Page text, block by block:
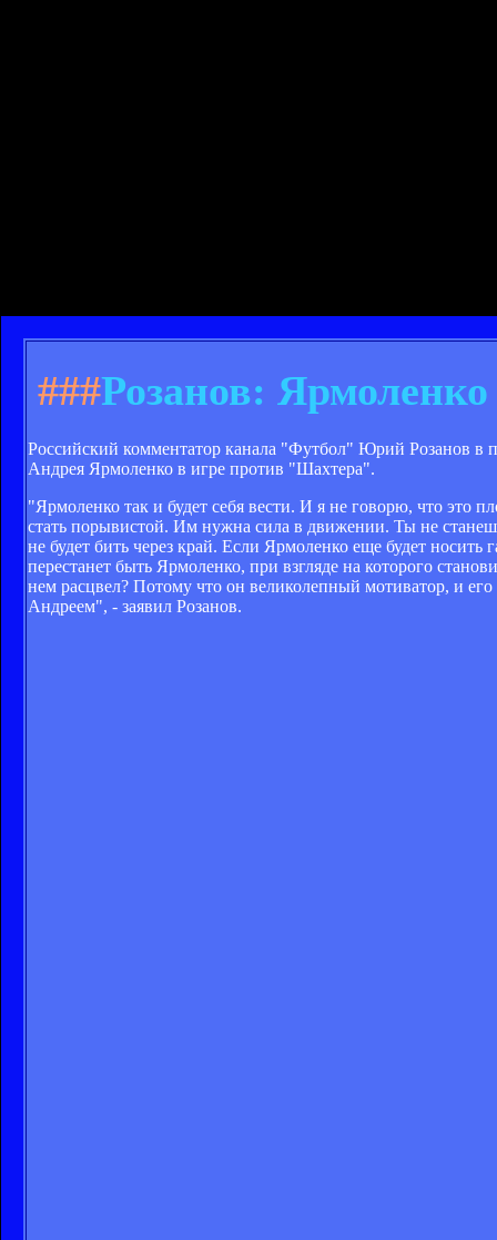
###Розанов:
Российский комментатор канала "Футбол" Юрий Розанов в
Андрея Ярмоленко в игре против "Шахтера".
"Ярмоленко так и будет себя вести. И я не говорю, что это
стать порывистой. Им нужна сила в движении. Ты не
не будет бить через край. Если Ярмоленко еще будет
перестанет быть Ярмоленко, при взгляде на которого
нем расцвел? Потому что он великолепный мотиватор, и его
Андреем", - заявил Розанов.